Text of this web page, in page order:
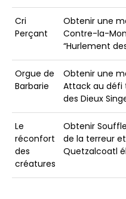
Cri
Perçant
Obtenir une
Contre-la-
“Hurlement
Orgue de
Barbarie
Obtenir une
Attack au défi
des Dieux
Le
réconfort
des
créatures
Obtenir
de la terreur
Quetzalcoatl